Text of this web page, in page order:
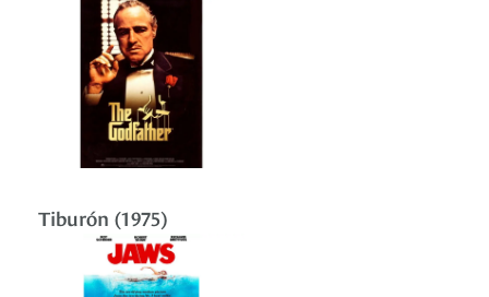
Tiburón (1975)